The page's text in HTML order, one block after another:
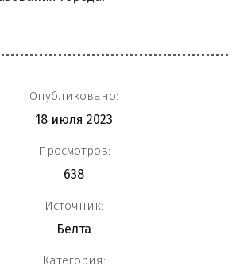
Опубликовано:
18 июля 2023
Просмотров:
638
Источник:
Белта
Категория: